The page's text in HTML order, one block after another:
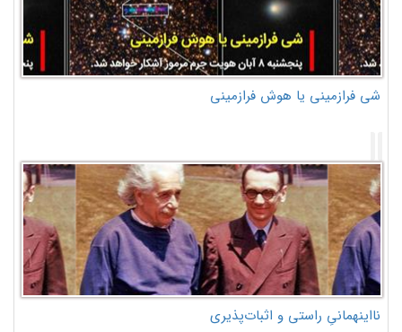
شی فرازمینی یا هوش فرازمینی
نااینهمانیِ راستی و اثبات‌پذیری